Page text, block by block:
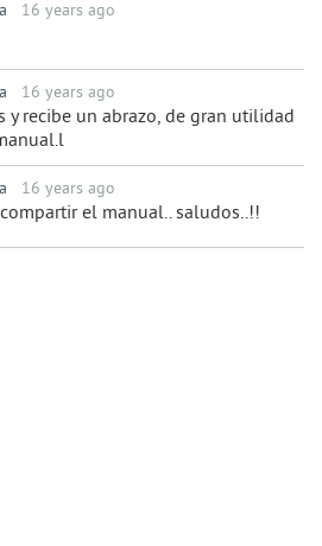
16 years ago
16 years ago
y recibe un abrazo, de gran utilidad
16 years ago
el manual.. saludos..!!